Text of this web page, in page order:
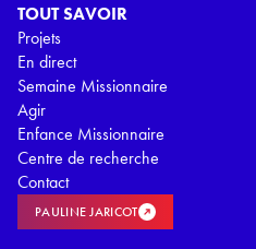
TOUT SAVOIR
Projets
En direct
Semaine Missionnaire
Agir
Enfance Missionnaire
Centre de recherche
Contact
PAULINE JARICOT